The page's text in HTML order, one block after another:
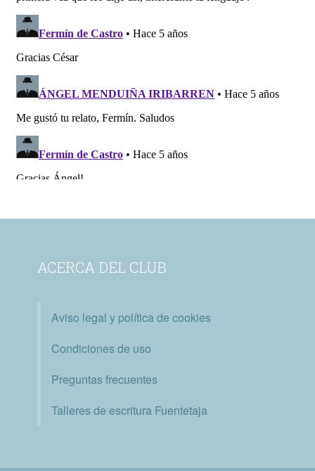
ACERCA DEL CLUB
Aviso legal y política de cookies
Condiciones de uso
Preguntas frecuentes
Talleres de escritura Fuentetaja